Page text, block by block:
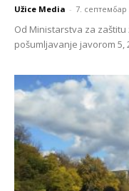
Užice Media - 7. септембар
Od Ministarstva za
pošumljavanje javorom 5,